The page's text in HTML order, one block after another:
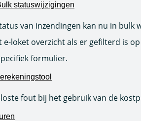
statuswijzigingen
van inzendingen kan nu in bulk
e-loket overzicht als er gefilterd is
formulier.
fout bij het gebruik van de